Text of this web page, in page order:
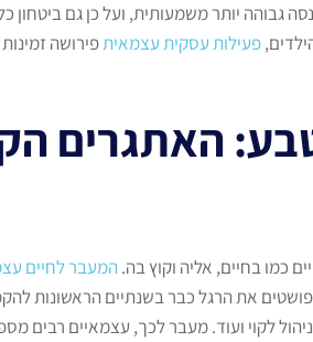
גבוהה יותר משמעותית, ועל כן גם
פעילות עסקית עצמאיתפירושה
האתגרים
כמו בחיים, אליה וקוץ בה.המעבר לחיים
את הרגל כבר בשנתיים הראשונות
לקוי ועוד. מעבר לכך, עצמאיים